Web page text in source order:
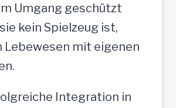
Umgang geschützt
kein Spielzeug ist,
Lebewesen mit eigenen
Integration in